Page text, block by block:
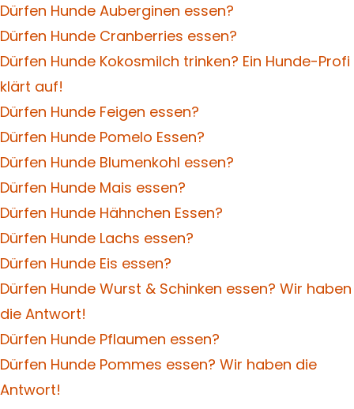
Dürfen Hunde Auberginen essen?
Dürfen Hunde Cranberries essen?
Dürfen Hunde Kokosmilch trinken? Ein Hunde-Profi
klärt auf!
Dürfen Hunde Feigen essen?
Dürfen Hunde Pomelo Essen?
Dürfen Hunde Blumenkohl essen?
Dürfen Hunde Mais essen?
Dürfen Hunde Hähnchen Essen?
Dürfen Hunde Lachs essen?
Dürfen Hunde Eis essen?
Dürfen Hunde Wurst & Schinken essen? Wir haben
die Antwort!
Dürfen Hunde Pflaumen essen?
Dürfen Hunde Pommes essen? Wir haben die
Antwort!